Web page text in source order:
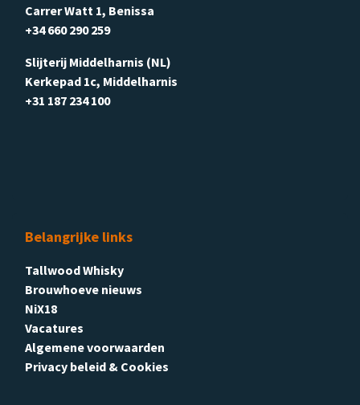
Carrer Watt 1, Benissa
+34 660 290 259
Slijterij Middelharnis (NL)
Kerkepad 1c, Middelharnis
+31 187 234 100
Belangrijke links
Tallwood Whisky
Brouwhoeve nieuws
NiX18
Vacatures
Algemene voorwaarden
Privacy beleid & Cookies